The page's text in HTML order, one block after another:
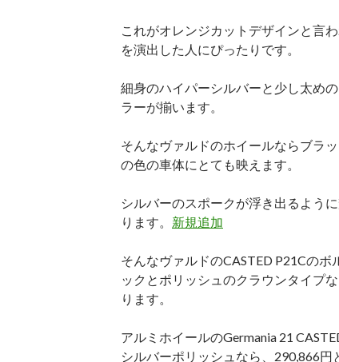
これがオレンジカットデザインと言
を演出した人にぴったりです。
細身のハイパーシルバーと少し太め
ラーが揃います。
そんなヴァルドのホイールならブラ
の色の車体にとても映えます。
シルバーのスポークが浮き出るよう
ります。 新規追加
そんなヴァルドのCASTED P21Cの
ックとポリッシュのクラウンタイプ
ります。
アルミホイールのGermania 21
シルバーポリッシュなら、290,866円